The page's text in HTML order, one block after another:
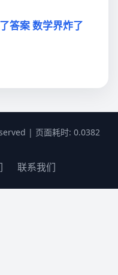
答案 数学界炸了
| 页面耗时: 0.0382
联系我们